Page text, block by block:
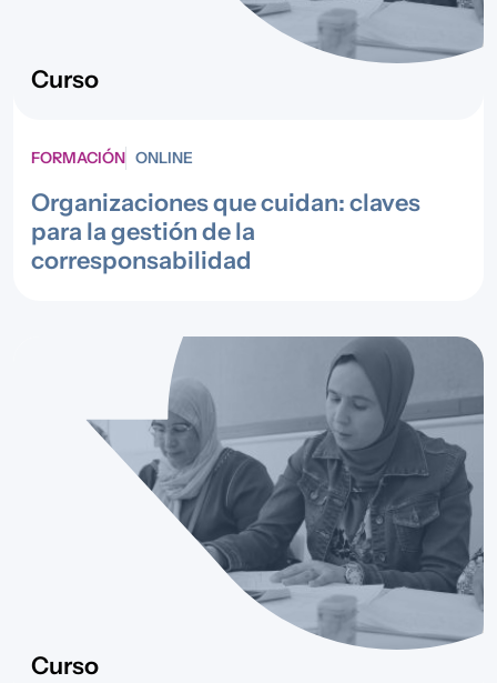
Curso
FORMACIÓN ONLINE
Organizaciones que cuidan: claves
para la gestión de la
corresponsabilidad
Curso